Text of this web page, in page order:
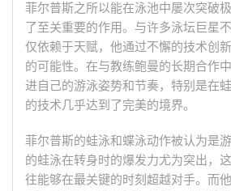
菲尔普斯之所以能在泳池中屡次突破
了至关重要的作用。与许多泳坛巨星
仅依赖于天赋，他通过不懈的技术创
的可能性。在与教练鲍曼的长期合作
进自己的游泳姿势和节奏，特别是在
的技术几乎达到了完美的境界。
菲尔普斯的蛙泳和蝶泳动作被认为是
的蛙泳在转身时的爆发力尤为突出，
往能够在最关键的时刻超越对手。而